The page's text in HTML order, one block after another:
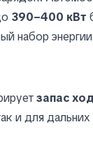
390–400 кВт
набор
запас
и для